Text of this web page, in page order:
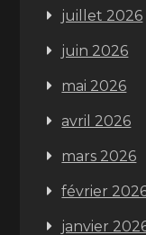
juillet 2026
juin 2026
mai 2026
avril 2026
mars 2026
février
janvier